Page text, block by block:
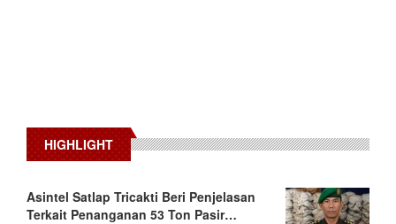
HIGHLIGHT
Asintel Satlap Tricakti Beri Penjelasan
Terkait Penanganan 53 Ton Pasir…